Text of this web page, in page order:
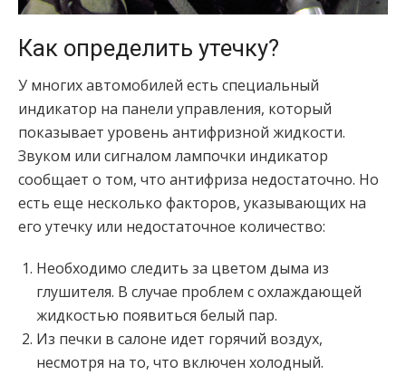
Как определить утечку?
У многих автомобилей есть специальный
индикатор на панели управления, который
показывает уровень антифризной жидкости.
Звуком или сигналом лампочки индикатор
сообщает о том, что антифриза недостаточно. Но
есть еще несколько факторов, указывающих на
его утечку или недостаточное количество:
Необходимо следить за цветом дыма из
глушителя. В случае проблем с охлаждающей
жидкостью появиться белый пар.
Из печки в салоне идет горячий воздух,
несмотря на то, что включен холодный.